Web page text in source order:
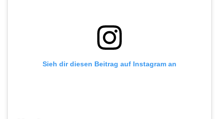
Sieh dir diesen Beitrag auf Instagram an